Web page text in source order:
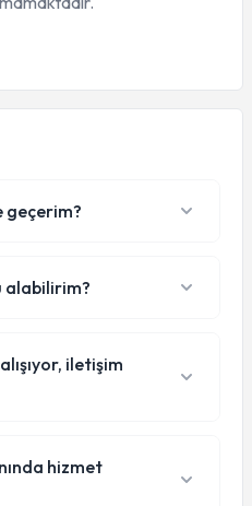
geçerim?
alabilirim?
iletişim
hizmet